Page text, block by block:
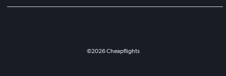
©2026Cheapflights